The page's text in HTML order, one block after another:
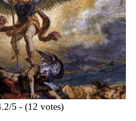
5 - (12 votes)